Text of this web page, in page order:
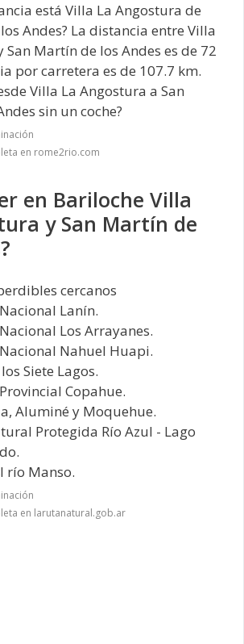
está Villa La Angostura de
Andes? La distancia entre Villa
San Martín de los Andes es de 72
por carretera es de 107.7 km.
Villa La Angostura a San
sin un coche?
en rome2rio.com
en Bariloche Villa
y San Martín de
cercanos
Lanín.
Los Arrayanes.
Nahuel Huapi.
Siete Lagos.
Copahue.
Aluminé y Moquehue.
Protegida Río Azul - Lago
río Manso.
en larutanatural.gob.ar